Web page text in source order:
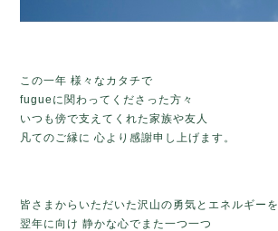
この一年 様々なカタチで
fugueに関わってくださった方々
いつも傍で支えてくれた家族や友人
凡てのご縁に 心より感謝申し上げます。
皆さまからいただいた沢山の勇気とエネルギーを
翌年に向け静かな心で また一つ一つ